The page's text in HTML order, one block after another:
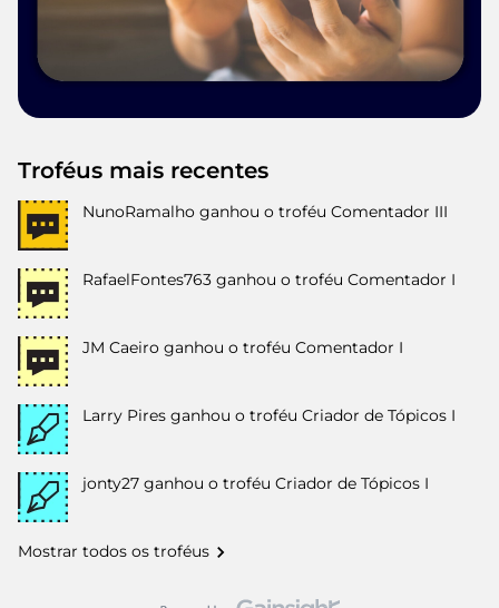
Troféus mais recentes
NunoRamalho ganhou o troféu Comentador III
RafaelFontes763 ganhou o troféu Comentador I
JM Caeiro ganhou o troféu Comentador I
Larry Pires ganhou o troféu Criador de Tópicos I
jonty27 ganhou o troféu Criador de Tópicos I
Mostrar todos os troféus